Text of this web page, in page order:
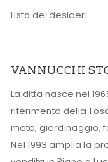
Lista dei desideri
VANNUCCHI
La ditta nasce nel
riferimento della
moto, giardinaggio,
Nel 1993 amplia la